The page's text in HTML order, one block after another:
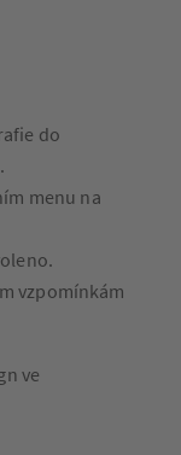
do
menu na
vzpomínkám
ve